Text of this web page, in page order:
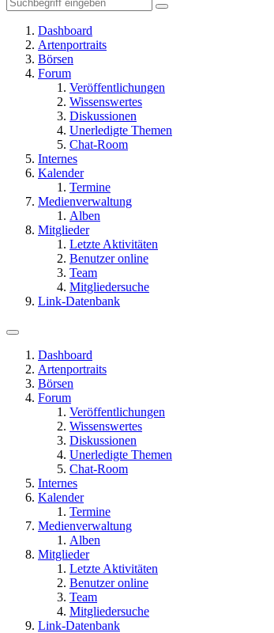
Dashboard
Artenportraits
Börsen
Forum
Veröffentlichungen
Wissenswertes
Diskussionen
Unerledigte Themen
Chat-Room
Internes
Kalender
Termine
Medienverwaltung
Alben
Mitglieder
Letzte Aktivitäten
Benutzer online
Team
Mitgliedersuche
Link-Datenbank
Dashboard
Artenportraits
Börsen
Forum
Veröffentlichungen
Wissenswertes
Diskussionen
Unerledigte Themen
Chat-Room
Internes
Kalender
Termine
Medienverwaltung
Alben
Mitglieder
Letzte Aktivitäten
Benutzer online
Team
Mitgliedersuche
Link-Datenbank